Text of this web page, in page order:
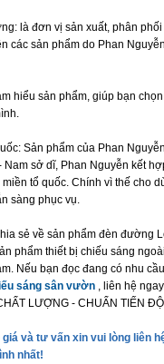
là đơn vị sản xuất, phân
các sản phẩm do Phan
hiểu sản phẩm, giúp bạn
Sản phẩm của Phan
Nam sở dĩ, Phan Nguyễn kết
tổ quốc. Chính vì thế cho
sàng phục vụ.
sẻ về sản phẩm đèn đường
phẩm thiết bị chiếu sáng
Nếu bạn đọc đang có nhu
sáng sân vườn , liên hệ
LƯỢNG - CHUẨN TIẾN ĐỘ
và tư vấn xin vui lòng liên
nhất!